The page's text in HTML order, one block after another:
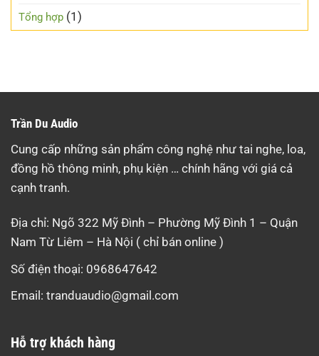
Tổng hợp (1)
Trần Du Audio
Cung cấp những sản phẩm công nghệ như tai nghe, loa,
đồng hồ thông minh, phụ kiện … chính hãng với giá cả
cạnh tranh.
Địa chỉ: Ngõ 322 Mỹ Đình – Phường Mỹ Đình 1 – Quận
Nam Từ Liêm – Hà Nội ( chỉ bán online )
Số điện thoại: 0968647642
Email: tranduaudio@gmail.com
Hỗ trợ khách hàng